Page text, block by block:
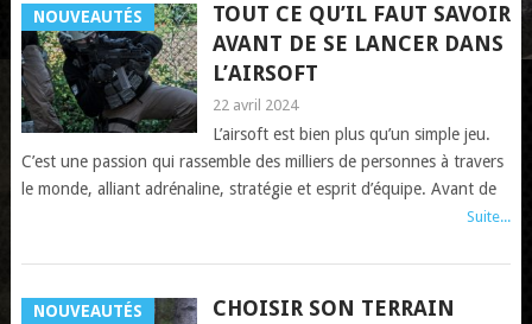
NOUVEAUTÉS
TOUT CE QU’IL FAUT SAVOIR
AVANT DE SE LANCER DANS
L’AIRSOFT
22 avril 2024
L’airsoft est bien plus qu’un simple jeu.
C’est une passion qui rassemble des milliers de personnes à travers
le monde, alliant adrénaline, stratégie et esprit d’équipe. Avant de
Suite...
NOUVEAUTÉS
CHOISIR SON TERRAIN